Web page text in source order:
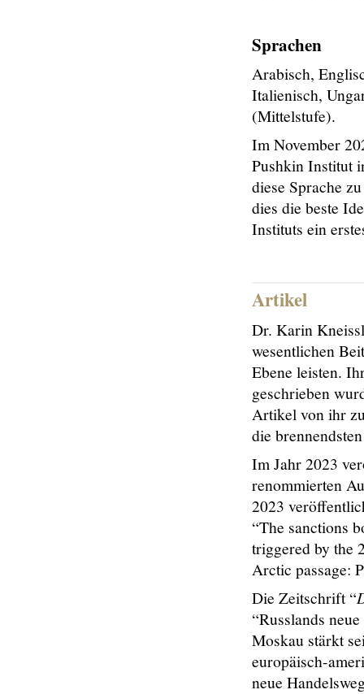
Sprachen
Arabisch,
Italienisch,
(Mittelstufe).
Im November
Pushkin Institut
diese Sprache
dies die beste
Instituts ein
Artikel
Dr. Karin
wesentlichen
Ebene leisten.
geschrieben
Artikel von ihr
die
Im Jahr 2023
renommierten
2023
“The sanctions
triggered by the
Arctic passage:
Die Zeitschrift “
“Russlands
Moskau stärkt
europäisch-
neue